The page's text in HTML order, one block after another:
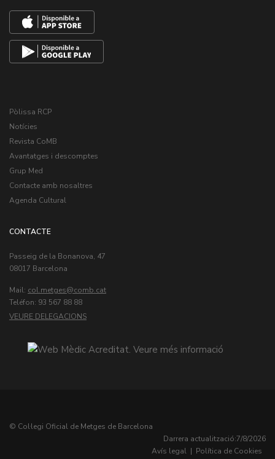
Pòlissa RCP
Notícies
Revista CoMB
Avantatges i descomptes
Grup Med
Contacte amb nosaltres
Agenda Cultural
CONTACTE
Passeig de la Bonanova, 47
08017 Barcelona
Mail: col.metges
Teléfon: 93 567 88 88
VEURE DELEGACIONS
© Col·legi Oficial de Metges de Barcelona
Darrera actualització:7/8/2026
Avís legal | Política de Cookies